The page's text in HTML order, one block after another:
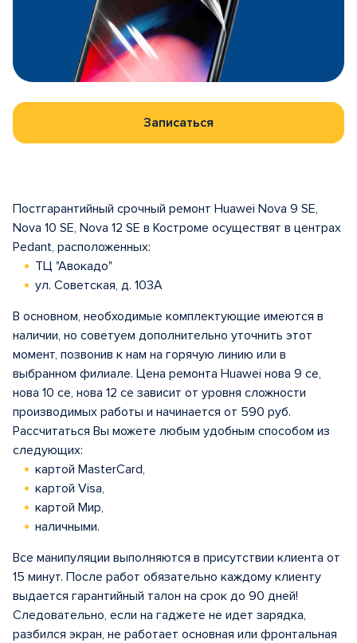
Записаться
Постгарантийный срочный ремонт Huawei Nova 9 SE,
Nova 10 SE, Nova 12 SE в Костроме осуществят в центрах
Pedant, расположенных:
ТЦ "Авокадо"
ул. Советская, д. 103А
В основном, необходимые комплектующие имеются в
наличии, но советуем дополнительно уточнить этот
момент, позвонив к нам на горячую линию или в
выбранном филиале. Цена ремонта Huawei нова 9 се,
нова 10 се, нова 12 се зависит от уровня сложности
производимых работы и начинается от 590 руб.
Рассчитаться Вы можете любым удобным способом из
следующих:
картой MasterCard,
картой Visa,
картой Мир,
наличными.
Все манипуляции выполняются в присутствии клиента от
15 минут. После работ обязательно каждому клиенту
выдается гарантийный талон на срок до 90 дней!
Следовательно, если на гаджете не идет зарядка,
разбился экран, не работает основная или фронтальная